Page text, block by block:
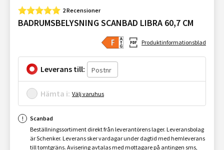
2 Recensioner
BADRUMSBELYSNING SCANBAD LIBRA 60,7 CM
Produktinformationsblad
Leverans till:
Hämta i: Välj varuhus
Scanbad
Beställningssortiment direkt från leverantörens lager. Leveransbolag
är Schenker. Leverans sker vardagar under dagtid med hemleverans
till tomtgräns. Avisering avtalas med mottagare på antingen sms,